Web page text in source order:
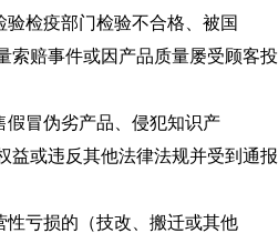
检疫部门检验不合格、被国
索赔事件或因产品质量屡受顾客投
假冒伪劣产品、侵犯知识产
益或违反其他法律法规并受到通报
性亏损的（技改、搬迁或其他